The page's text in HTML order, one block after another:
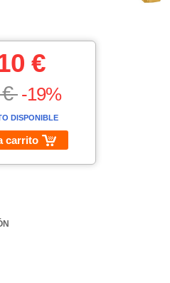
€
€ -19%
DISPONIBLE
carrito